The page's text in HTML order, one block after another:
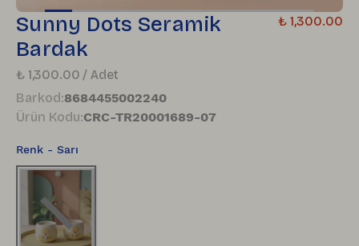
Sunny Dots Seramik
Bardak
₺ 1,300.00 / Adet
₺ 1,300.00
Barkod:8684455002240
Ürün Kodu:CRC-TR20001689-07
Renk - Sarı